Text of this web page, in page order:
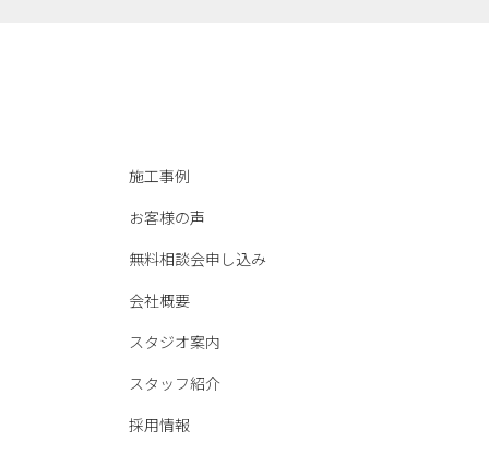
施工事例
お客様の声
無料相談会申し込み
会社概要
スタジオ案内
スタッフ紹介
採用情報